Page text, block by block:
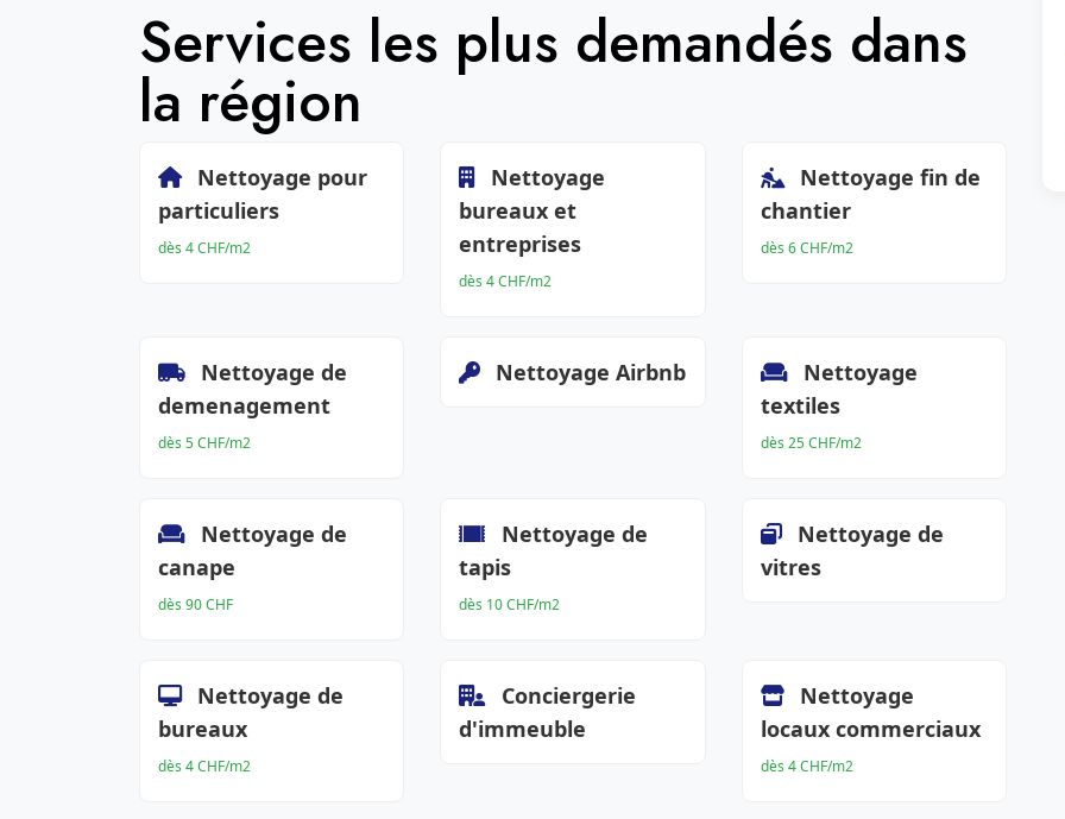
Services les plus demandés dans
la région
Nettoyage pour
particuliers
dès 4 CHF/m2
Nettoyage
bureaux et
entreprises
dès 4 CHF/m2
Nettoyage fin de
chantier
dès 6 CHF/m2
Nettoyage de
demenagement
dès 5 CHF/m2
Nettoyage Airbnb
Nettoyage
textiles
dès 25 CHF/m2
Nettoyage de
canape
dès 90 CHF
Nettoyage de
tapis
dès 10 CHF/m2
Nettoyage de
vitres
Nettoyage de
bureaux
dès 4 CHF/m2
Conciergerie
d'immeuble
Nettoyage
locaux commerciaux
dès 4 CHF/m2